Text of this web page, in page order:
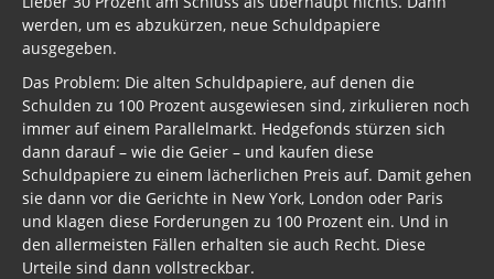
werden, um es abzukürzen, neue Schuldpapiere
ausgegeben.
Das Problem: Die alten Schuldpapiere, auf denen die
Schulden zu 100 Prozent ausgewiesen sind, zirkulieren noch
immer auf einem Parallelmarkt. Hedgefonds stürzen sich
dann darauf – wie die Geier – und kaufen diese
Schuldpapiere zu einem lächerlichen Preis auf. Damit gehen
sie dann vor die Gerichte in New York, London oder Paris
und klagen diese Forderungen zu 100 Prozent ein. Und in
den allermeisten Fällen erhalten sie auch Recht. Diese
Urteile sind dann vollstreckbar.